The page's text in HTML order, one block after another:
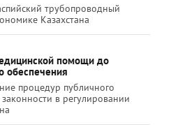
трубопроводный
Казахстана
помощи до
обеспечения
процедур публичного
в регулировании